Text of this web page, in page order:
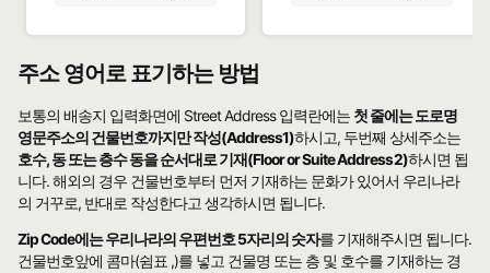
주소 영어로 표기하는 방법
보통의 배송지 입력화면에 Street Address 입력란에는 첫 줄에는 도로명
영문주소의 건물번호까지만 작성(Address1)하시고, 두번째 상세주소는
호수, 동 또는 층수 동을 순서대로 기재(Floor or Suite Address2)하시면 됩
니다. 해외의 경우 건물번호부터 먼저 기재하는 문화가 있어서 우리나라
의 거꾸로, 반대로 작성한다고 생각하시면 됩니다.
Zip Code에는 우리나라의 우편번호 5자리의 숫자를 기재해주시면 됩니다.
건물번호앞에 콤마(쉼표 ,)를 넣고 건물명 또는 층 및 호수를 기재하는 경